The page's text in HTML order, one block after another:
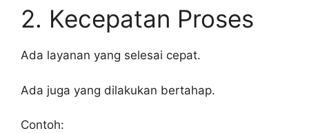
2. Kecepatan Proses
Ada layanan yang selesai cepat.
Ada juga yang dilakukan bertahap.
Contoh: